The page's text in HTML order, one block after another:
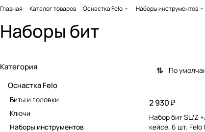
Главная Каталог товаров Оснастка Felo Наборы инструментов
Наборы бит
По
2 930 ₽
Набор бит SL/Z
кейсе, 6 шт. Felo
Категория
Оснастка Felo
Биты и головки
Ключи
Наборы инструментов